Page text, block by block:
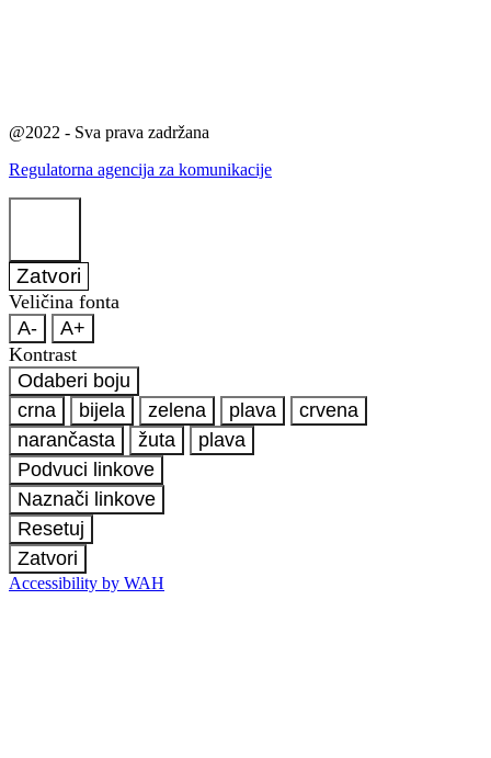
@2022 - Sva prava zadržana
Regulatorna agencija za komunikacije
Zatvori
Veličina fonta
A-
A+
Kontrast
Odaberi boju
crna
bijela zelena plava
crvena
narančasta
žuta
plava
Podvuci linkove
Naznači linkove
Resetuj
Zatvori
Accessibility by WAH